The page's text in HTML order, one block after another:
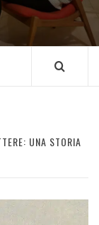
UNA STORIA